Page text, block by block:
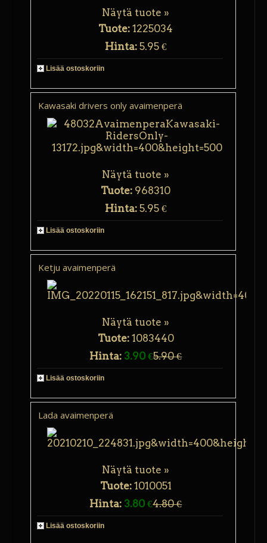
Näytä tuote »
Tuote:1225034
Hinta: 5.95 €
Lisää ostoskoriin
Kawasaki drivers only avaimenperä
Näytä tuote »
Tuote: 968310
Hinta: 5.95 €
Lisää ostoskoriin
Ketju avaimenperä
Näytä tuote »
Tuote: 1083440
Hinta: 3.90 €5.90 €
Lisää ostoskoriin
Lada avaimenperä
Näytä tuote »
Tuote: 1010051
Hinta: 3.80 €4.80 €
Lisää ostoskoriin